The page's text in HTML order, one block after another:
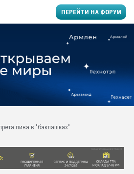
ПЕРЕЙТИ НА ФОРУМ
производство SPC
заводу пластмасс"
Подмосковье, Москва
28.07.2026
пива в "баклашках"